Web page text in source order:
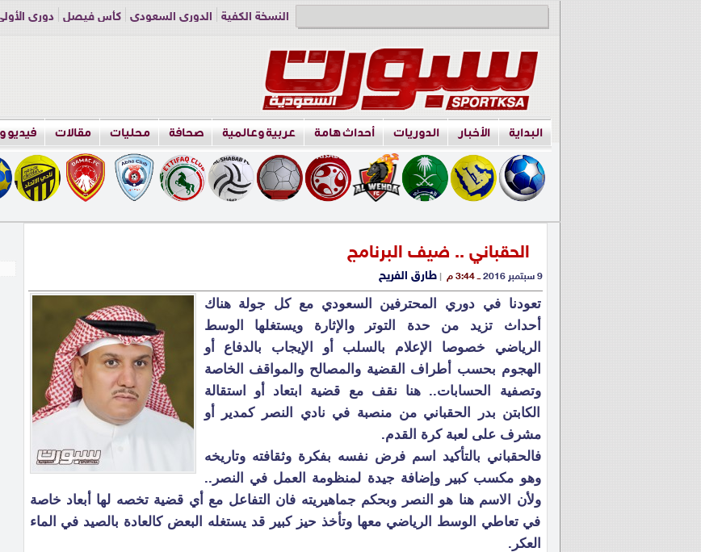
النسخة الكفية الدوري السعودي كأس فيصل دوري
البداية الأخبار الدوريات أحداث هامة عربية وعالمية صحافة محليات مقالات فيديو
الحقباني .. ضيف البرنامج
9 سبتمبر 2016 ــ 3:44 م |طارق الفريح
تعودنا في دوري المحترفين السعودي مع كل جولة هناك
أحداث تزيد من حدة التوتر والإثارة ويستغلها الوسط
الرياضي خصوصا الإعلام بالسلب أو الإيجاب بالدفاع أو
الهجوم بحسب أطراف القضية والمصالح والمواقف الخاصة
وتصفية الحسابات.. هنا نقف مع قضية ابتعاد أو استقالة
الكابتن بدر الحقباني من منصبة في نادي النصر كمدير أو
مشرف على لعبة كرة القدم.
فالحقباني بالتأكيد اسم فرض نفسه بفكرة وثقافته وتاريخه
وهو مكسب كبير وإضافة جيدة لمنظومة العمل في النصر..
ولأن الاسم هنا هو النصر وبحكم جماهيريته فان التفاعل مع أي قضية تخصه لها أبعاد خاصة
في تعاطي الوسط الرياضي معها وتأخذ حيز كبير قد يستغله البعض كالعادة بالصيد في الماء
العكر.